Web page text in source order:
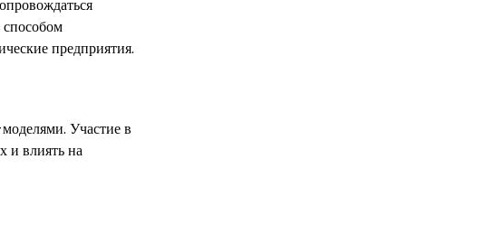
предприятия.
Участие в
и влиять на